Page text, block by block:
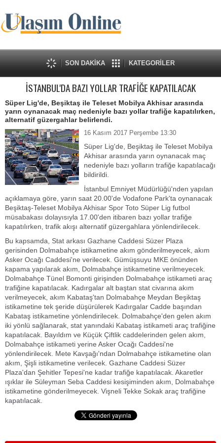
SON DAKİKA KATEGORİLER
İSTANBUL'DA BAZI YOLLAR TRAFİĞE KAPATILACAK
Süper Lig'de, Beşiktaş ile Teleset Mobilya Akhisar arasında
yarın oynanacak maç nedeniyle bazı yollar trafiğe kapatılırken,
alternatif güzergahlar belirlendi.
16 Kasım 2017 Perşembe 13:30
Süper Lig'de, Beşiktaş ile Teleset Mobilya
Akhisar arasında yarın oynanacak maç
nedeniyle bazı yolların trafiğe kapatılacağı
bildirildi.
İstanbul Emniyet Müdürlüğü'nden yapılan
açıklamaya göre, yarın saat 20.00'de Vodafone Park'ta oynanacak
Beşiktaş-Teleset Mobilya Akhisar Spor Toto Süper Lig futbol
müsabakası dolayısıyla 17.00'den itibaren bazı yollar trafiğe
kapatılırken, trafik akışı alternatif güzergahlara yönlendirilecek.
Bu kapsamda, Stat arkası Gazhane Caddesi Süzer Plaza
gerisinden Dolmabahçe istikametine akım gönderilmeyecek, akım
Asker Ocağı Caddesi'ne verilecek. Gümüşsuyu MKE önünden
kapama yapılarak akım, Dolmabahçe istikametine verilmeyecek.
Dolmabahçe Tünel Bomonti girişinden Dolmabahçe istikameti araç
trafiğine kapatılacak. Kadırgalar alt baştan stat civarına akım
verilmeyecek, akım Kabataş'tan Dolmabahçe Meydan Beşiktaş
istikametine tek şeride düşürülerek Kadırgalar Cadde başından
Kabataş istikametine yönlendirilecek. Dolmabahçe'den gelen akım
iki yönlü sağlanarak, stat yanındaki Kabataş istikameti araç trafiğine
kapatılacak. Bayıldım ve Küçük Çiftlik caddelerinden gelen akım,
Dolmabahçe istikameti yerine Asker Ocağı Caddesi'ne
yönlendirilecek. Mete Kavşağı'ndan Dolmabahçe istikametine olan
akım, Şişli istikametine verilecek. Gazhane Caddesi Süzer
Plaza'dan Şehitler Tepesi'ne kadar trafiğe kapatılacak. Akaretler
ışıklar ile Süleyman Seba Caddesi kesişiminden akım, Dolmabahçe
istikametine gönderilmeyecek. Vişneli Tekke Sokak araç trafiğine
kapatılacak.